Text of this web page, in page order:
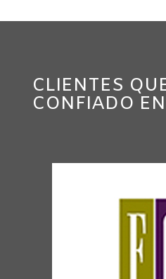
CLIENTES
CONFIADO